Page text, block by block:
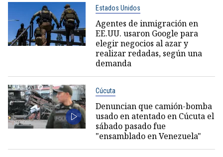
Estados Unidos
Agentes de inmigración en
EE.UU. usaron Google para
elegir negocios al azar y
realizar redadas, según una
demanda
Cúcuta
Denuncian que camión-bomba
usado en atentado en Cúcuta el
sábado pasado fue
"ensamblado en Venezuela"